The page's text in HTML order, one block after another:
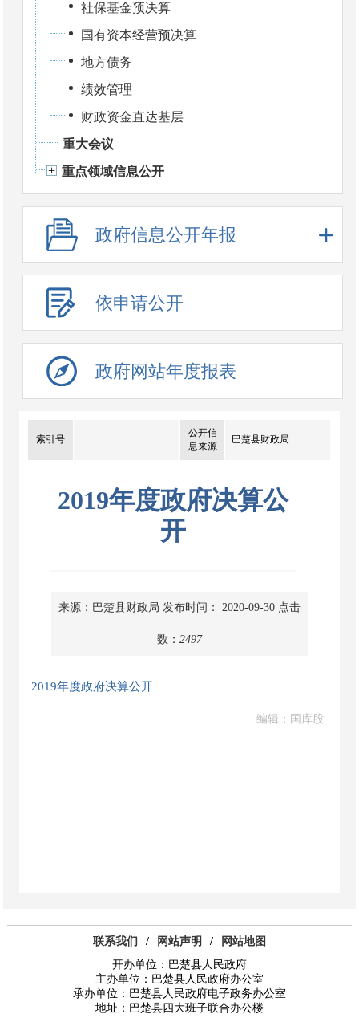
社保基金预决算
国有资本经营预决算
地方债务
绩效管理
财政资金直达基层
重大会议
重点领域信息公开
政府信息公开年报
依申请公开
政府网站年度报表
索引号
公开信
息来源
巴楚县财政局
2019年度政府决算公
开
来源：巴楚县财政局 发布时间： 2020-09-30 点击
数： 2497
2019年度政府决算公开
编辑：国库股
联系我们 / 网站声明 /
网站地图
开办单位：巴楚县人民政府
主办单位：巴楚县人民政府办公室
承办单位：巴楚县人民政府电子政务办公室
地址：巴楚县四大班子联合办公楼